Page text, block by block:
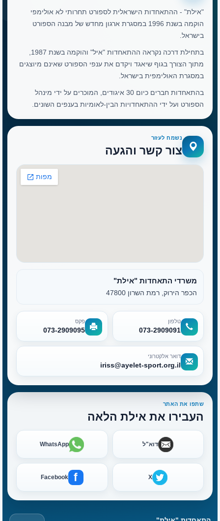
"אילת" - ההתאחדות הישראלית לספורט תחרותי לא אולימפי
הוקמה בשנת 1996 במסגרת ארגון מחדש של מבנה הספורט
בישראל.
מתוך הצורך בגוף שיאגד ויקדם את ענפי הספורט שאינם מיוצגים
במסגרת האולימפית בישראל.
בהתאחדות חברים כיום 30 איגודים, המוכרים על ידי מינהל
הספורט ועל ידי ההתאחדויות הבין-לאומיות בענפים השונים.
נשמח לעזור
צור קשר והגעה
משרדי התאחדות "אילת"
הכפר הירוק, רמת השרון 47800
טלפון
073-2909091
פקס
073-2909095
דואר אלקטרוני
iriss@ayelet-sport.org.il
שתפו את האתר
העבירו את אילת הלאה
דוא"ל WhatsApp
X
f
Facebook